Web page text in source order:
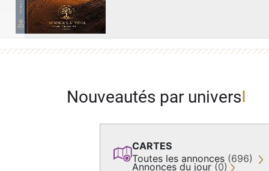
Nouveautés par univers
CARTES
Toutes les annonces (696)
Annonces du jour (0)